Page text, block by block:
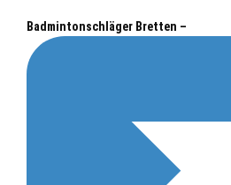
Badmintonschläger Bretten –